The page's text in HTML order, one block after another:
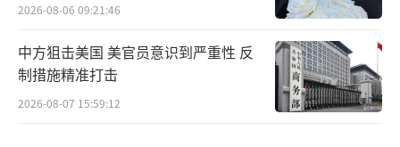
2026-08-06 09:21:46
中方狙击美国 美官员意识到严重性 反
制措施精准打击
2026-08-07 15:59:12